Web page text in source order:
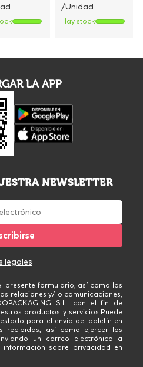
/Unidad
Hay stock
LA APP
NEWSLETTER
legales
presente formulario, así como los
relaciones y/ o comunicaciones,
S.L. con el fin de
productos y servicios.Puede
para el envío del boletín en
recibidas, así como ejercer los
un correo electrónico a
información sobre privacidad en